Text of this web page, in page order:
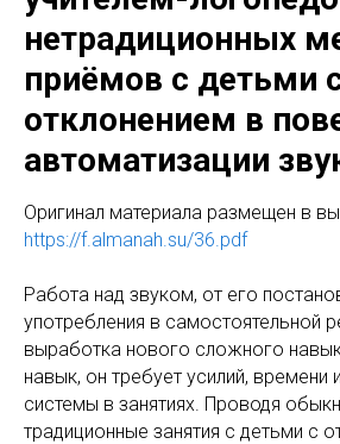
нетрадиционных
приёмов с детьми
отклонением в
автоматизации
Оригинал материала размещен в
https://f.almanah.su/36.pdf
Работа над звуком, от его
употребления в самостоятельной
выработка нового сложного
навык, он требует усилий, времени
системы в занятиях. Проводя
традиционные занятия с детьми с